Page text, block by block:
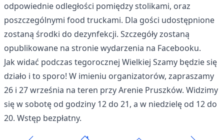
odpowiednie odległości pomiędzy stolikami, oraz
poszczególnymi food truckami. Dla gości udostępnione
zostaną środki do dezynfekcji. Szczegóły zostaną
opublikowane na stronie wydarzenia na Facebooku.
Jak widać podczas tegorocznej Wielkiej Szamy będzie się
działo i to sporo! W imieniu organizatorów, zapraszamy
26 i 27 września na teren przy Arenie Pruszków. Widzimy
się w sobotę od godziny 12 do 21, a w niedzielę od 12 do
20. Wstęp bezpłatny.